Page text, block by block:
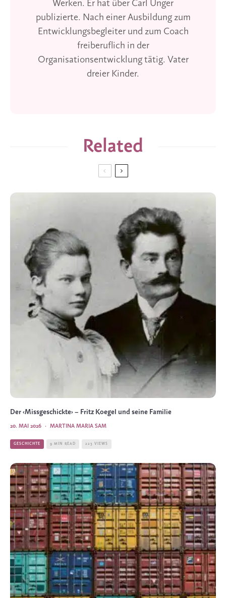
Werken. Er hat über Carl Unger
publizierte. Nach einer Ausbildung zum
Entwicklungsbegleiter und zum Coach
freiberuflich in der
Organisationsentwicklung tätig. Vater
dreier Kinder.
Related
Der ‹Missgeschickte› – Fritz Koegel und seine Familie
MARTINA MARIA SAM
·
20. MAI 2026
GESCHICHTE 9 MIN READ 223 VIEWS